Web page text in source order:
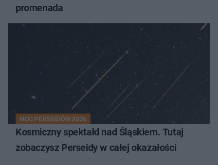
promenada
NOC PERSEIDÓW 2026
Kosmiczny spektakl nad Śląskiem. Tutaj
zobaczysz Perseidy w całej okazałości